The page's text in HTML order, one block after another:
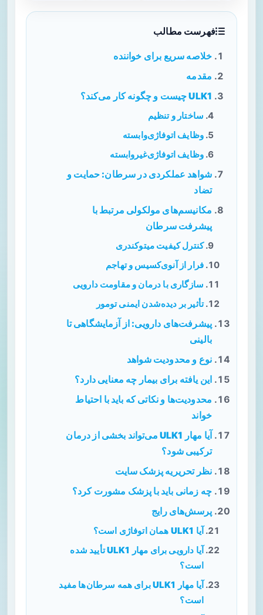
فهرست مطالب
خلاصه سریع برای خواننده
مقدمه
ULK1 چیست و چگونه کار می‌کند؟
ساختار و تنظیم
وظایف اتوفاژی‌وابسته
وظایف اتوفاژی‌غیروابسته
شواهد عملکردی در سرطان: حمایت و
تضاد
مکانیسم‌های مولکولی مرتبط با
پیشرفت سرطان
کنترل کیفیت میتوکندری
فرار از آنوی‌کسیس و تهاجم
سازگاری با درمان و مقاومت دارویی
تأثیر بر دیده‌شدن ایمنی تومور
پیشرفت‌های دارویی: از آزمایشگاهی تا
بالینی
نوع و محدودیت شواهد
این یافته برای بیمار چه معنایی دارد؟
محدودیت‌ها و نکاتی که باید با احتیاط
خواند
آیا مهار ULK1 می‌تواند بخشی از درمان
ترکیبی شود؟
نظر تحریریه پزشک سایت
چه زمانی باید با پزشک مشورت کرد؟
پرسش‌های رایج
آیا ULK1 همان اتوفاژی است؟
آیا دارویی برای مهار ULK1 تأیید شده
است؟
آیا مهار ULK1 برای همه سرطان‌ها مفید
است؟